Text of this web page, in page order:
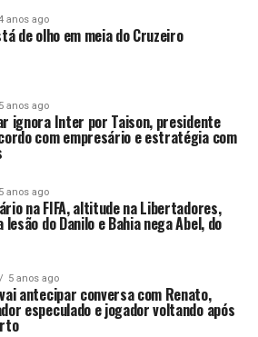
anos ago
de olho em meia do Cruzeiro
5 anos ago
ignora Inter por Taison, presidente
com empresário e estratégia com
5 anos ago
na FIFA, altitude na Libertadores,
do Danilo e Bahia nega Abel, do
5 anos ago
antecipar conversa com Renato,
especulado e jogador voltando após